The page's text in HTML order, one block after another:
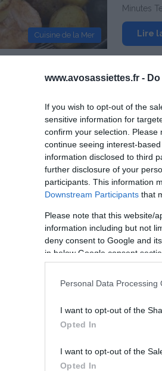
www.avosassiettes.fr -
If you wish to opt-out of the
sensitive information for
confirm your selection.
continue seeing interest-
information disclosed to third
further disclosure of your
participants. This information
Downstream Participants that
Please note that this website/
information including but not
deny consent to Google and
in below Google consent
Personal Data Processing
I want to opt-out of the
Opted In
I want to opt-out of the
Opted In
Cuisine de la Mer
Minutes
Lire
Cuisine de la Mer
Minutes
Lire
☃ Plats
23
Label